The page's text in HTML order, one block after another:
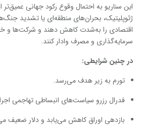
این سناریو به احتمال وقوع رکود جهانی
ژئوپلیتیک، بحران‌های منطقه‌ای یا تشدید
اقتصادی را به‌شدت کاهش دهند و شرکت‌ها و
سرمایه‌گذاری و مصرف وادار کنند.
در چنین شرایطی:
تورم به زیر هدف می‌رسد.
فدرال رزرو سیاست‌های انبساطی تهاجمی
بازدهی اوراق کاهش می‌یابد و دلار ضعیف